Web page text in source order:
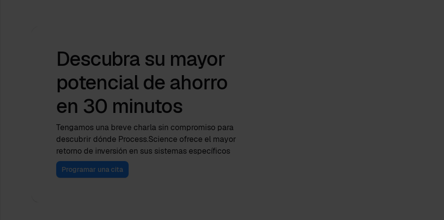
Descubra su mayor
potencial de ahorro
en 30 minutos
Tengamos una breve charla sin compromiso para
descubrir dónde Process.Science ofrece el mayor
retorno de inversión en sus sistemas específicos
Programar una cita